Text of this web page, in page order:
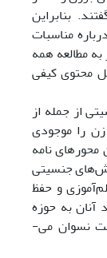
بنابراین
مناسبات
مطالعه همه
محتوی کیفی
از جمله از
را موجودی
نامه
جنسیتی
و حفظ
آنان به حوزه
نسوان می-